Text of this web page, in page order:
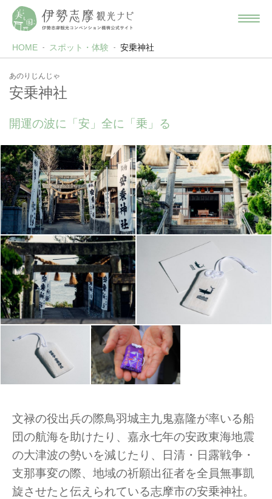
HOME スポット・体験 安乗神社
あのりじんじゃ
安乗神社
開運の波に「安」全に「乗」る
文禄の役出兵の際鳥羽城主九鬼嘉隆が率いる船
団の航海を助けたり、嘉永七年の安政東海地震
の大津波の勢いを減じたり、日清・日露戦争・
支那事変の際、地域の祈願出征者を全員無事凱
旋させたと伝えられている志摩市の安乗神社。